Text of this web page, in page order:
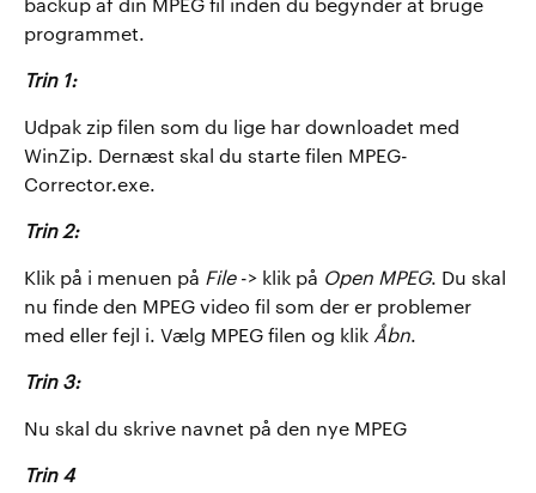
backup af din MPEG fil inden du begynder at bruge
programmet.
Trin 1:
Udpak zip filen som du lige har downloadet med
WinZip. Dernæst skal du starte filen MPEG-
Corrector.exe.
Trin 2:
Klik på i menuen på File-> klik på Open MPEG. Du skal
nu finde den MPEG video fil som der er problemer
med eller fejl i. Vælg MPEG filen og klik Åbn.
Trin 3:
Nu skal du skrive navnet på den nye MPEG
Trin 4